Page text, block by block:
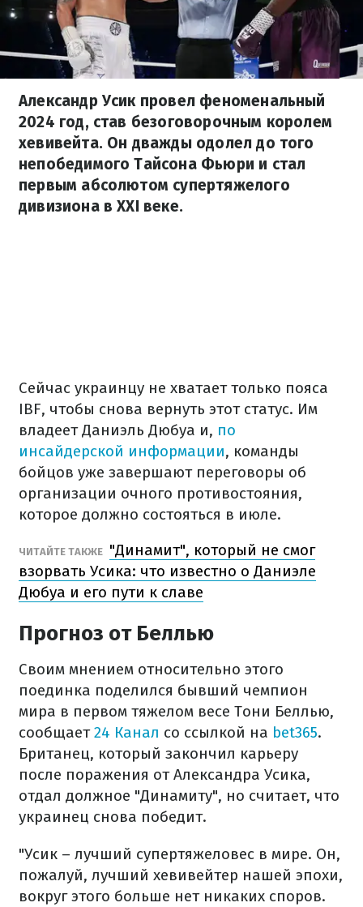
Александр Усик провел феноменальный
2024 год, став безоговорочным королем
хевивейта. Он дважды одолел до того
непобедимого Тайсона Фьюри и стал
первым абсолютом супертяжелого
дивизиона в XXI веке.
Сейчас украинцу не хватает только пояса
IBF, чтобы снова вернуть этот статус. Им
владеет Даниэль Дюбуа и, по
инсайдерской информации, команды
бойцов уже завершают переговоры об
организации очного противостояния,
которое должно состояться в июле.
ЧИТАЙТЕ ТАКЖЕ "Динамит", который не смог
взорвать Усика: что известно о Даниэле
Дюбуа и его пути к славе
Прогноз от Беллью
Своим мнением относительно этого
поединка поделился бывший чемпион
мира в первом тяжелом весе Тони Беллью,
сообщает24 Канал со ссылкой на bet365.
Британец, который закончил карьеру
после поражения от Александра Усика,
отдал должное "Динамиту", но считает, что
украинец снова победит.
"Усик – лучший супертяжеловес в мире. Он,
пожалуй, лучший хевивейтер нашей эпохи,
вокруг этого больше нет никаких споров.